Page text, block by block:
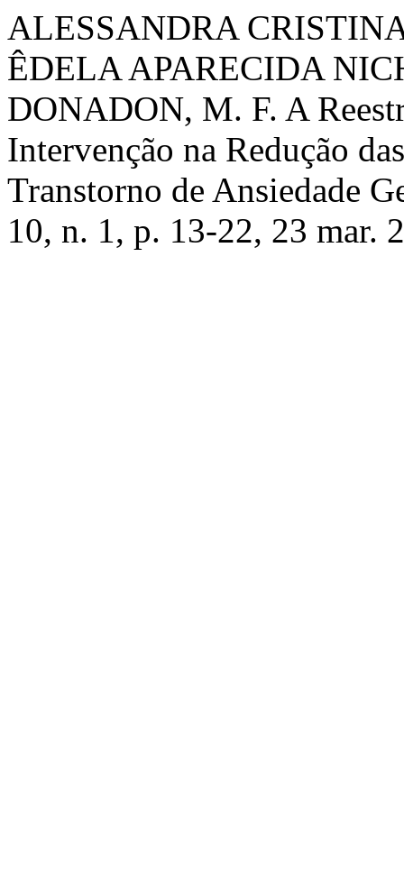
ALESSANDRA
ÊDELA APARECIDA
DONADON, M. F. A
Intervenção na Redução
Transtorno de Ansiedade
10, n. 1, p. 13-22, 23 mar.